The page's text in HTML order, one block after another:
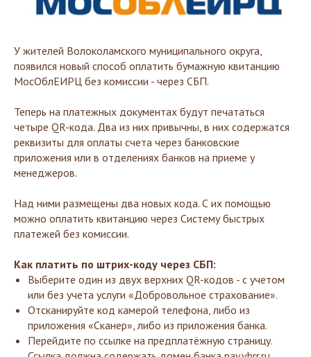
У жителей Волоколамского муниципального округа,
появился новый способ оплатить бумажную квитанцию
МосОблЕИРЦ без комиссии - через СБП.
Теперь на платежных документах будут печататься
четыре QR-кода. Два из них привычны, в них содержатся
реквизиты для оплаты счета через банковские
приложения или в отделениях банков на приеме у
менеджеров.
Над ними размещены два новых кода. С их помощью
можно оплатить квитанцию через Систему быстрых
платежей без комиссии.
Как платить по штрих-коду через СБП:
Выберите один из двух верхних QR-кодов - с учетом
или без учета услуги «Добровольное страхование».
Отсканируйте код камерой телефона, либо из
приложения «Сканер», либо из приложения банка.
Перейдите по ссылке на предплатёжную страницу.